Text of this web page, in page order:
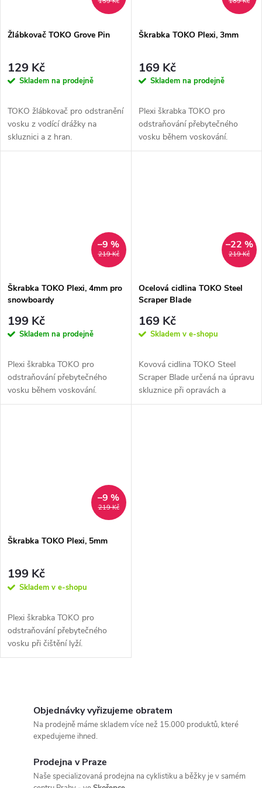
Žlábkovač TOKO Grove Pin
129 Kč
Skladem na prodejně
TOKO žlábkovač pro odstranění
vosku z vodící drážky na
skluznici a z hran.
Škrabka TOKO Plexi, 3mm
169 Kč
Skladem na prodejně
Plexi škrabka TOKO pro
odstraňování přebytečného
vosku během voskování.
219 Kč
–9 %
Škrabka TOKO Plexi, 4mm pro
snowboardy
199 Kč
Skladem na prodejně
Plexi škrabka TOKO pro
odstraňování přebytečného
vosku během voskování.
219 Kč
–22 %
Ocelová cidlina TOKO Steel
Scraper Blade
169 Kč
Skladem v e-shopu
Kovová cidlina TOKO Steel
Scraper Blade určená na úpravu
skluznice při opravách a
strukturování.
219 Kč
–9 %
Škrabka TOKO Plexi, 5mm
199 Kč
Skladem v e-shopu
Plexi škrabka TOKO pro
odstraňování přebytečného
vosku při čištění lyží.
Objednávky vyřizujeme obratem
Na prodejně máme skladem více než 15.000 produktů, které
expedujeme ihned.
Prodejna v Praze
Naše specializovaná prodejna na cyklistiku a běžky je v samém